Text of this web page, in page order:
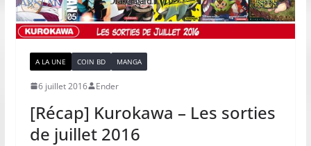
A LA UNE COIN BD MANGA
6 juillet 2016 Ender
[Récap] Kurokawa – Les sorties
de juillet 2016